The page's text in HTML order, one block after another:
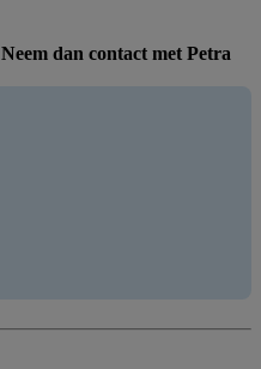
Neem dan contact met Petra